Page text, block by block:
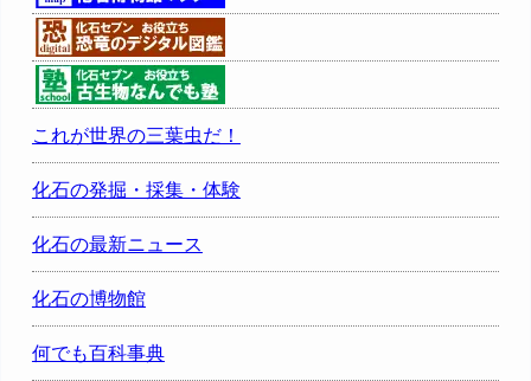
これが世界の三葉虫だ！
化石の発掘・採集・体験
化石の最新ニュース
化石の博物館
何でも百科事典